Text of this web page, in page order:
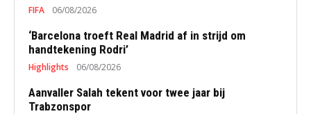
FIFA 06/08/2026
‘Barcelona troeft Real Madrid af in strijd om
handtekening Rodri’
Highlights 06/08/2026
Aanvaller Salah tekent voor twee jaar bij
Trabzonspor